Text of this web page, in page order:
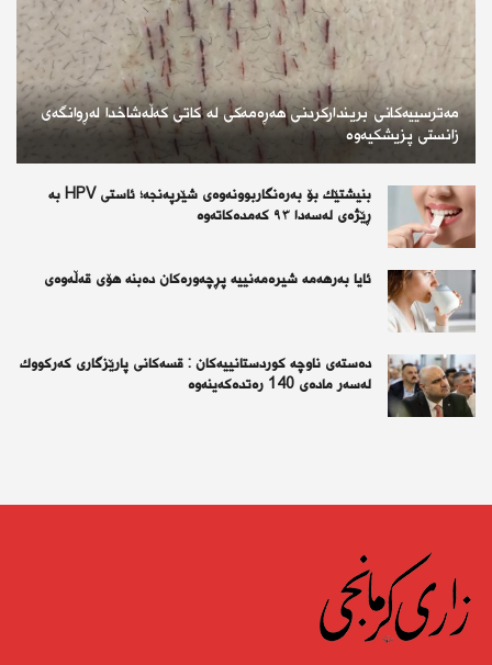
مەترسییەکانی بریندارکردنی هەڕەمەکی لە کاتی کەڵەشاخدا لەڕوانگەی
زانستی پزیشکیەوە
بنیشتێك بۆ بەرەنگاربوونەوەی شێرپەنجە؛ ئاستی HPV بە
ڕێژەی لەسەدا ٩٣ كەمدەكاتەوە
ئايا به‌رهه‌مه‌ شيره‌مه‌نييه‌ پڕچه‌وره‌كان ده‌بنه‌ هۆى قه‌ڵه‌وه‌ى
دەستەی ناوچە كوردستانییەكان : قسەكانی پارێزگاری كەركووك
لەسەر مادەی 140 رەتدەكەینەوە